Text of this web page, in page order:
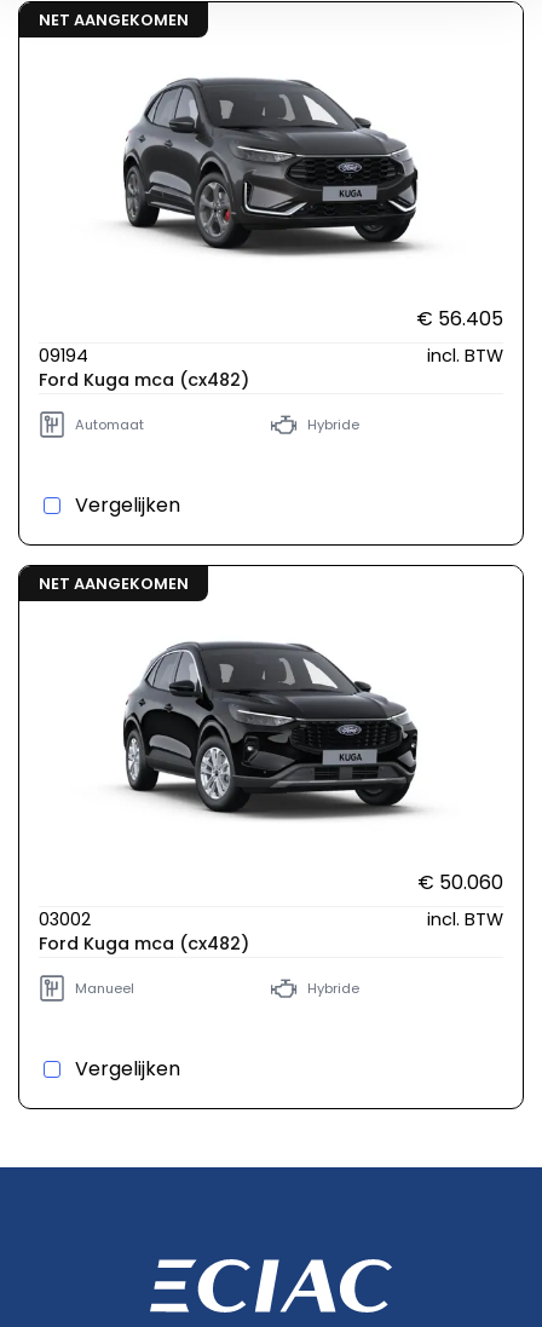
NET AANGEKOMEN
€ 56.405
09194
incl. BTW
Ford Kuga mca (cx482)
Automaat Hybride
Vergelijken
NET AANGEKOMEN
€ 50.060
03002
incl. BTW
Ford Kuga mca (cx482)
Manueel Hybride
Vergelijken